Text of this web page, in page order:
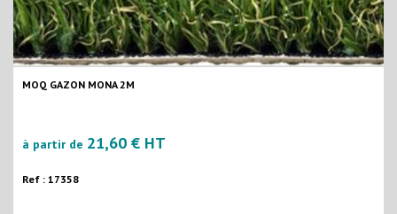
MOQ GAZON MONA 2M
à partir de 21,60 € HT
Ref : 17358